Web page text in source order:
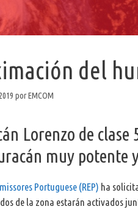
del
porEMCOM
Lorenzo de
muy potente
Portuguese (REP) ha
de la zona estarán activados